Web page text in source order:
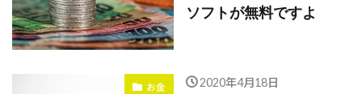
ソフトが無料ですよ
お金 2020年4月18日